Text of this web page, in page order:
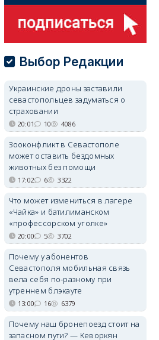
Выбор Редакции
Украинские дроны заставили
севастопольцев задуматься о
страховании
20:01 10 4086
Зооконфликт в Севастополе
может оставить бездомных
животных без помощи
17:02 6 3322
Что может измениться в лагере
«Чайка» и батилиманском
«профессорском уголке»
20:00 5 3702
Почему у абонентов
Севастополя мобильная связь
вела себя по-разному при
утреннем блэкауте
13:00 16 6379
Почему наш бронепоезд стоит на
запасном пути? — Кеворкян